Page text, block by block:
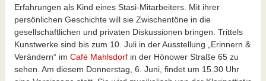
Erfahrungen als Kind eines Stasi-Mitarbeiters. Mit ihrer
persönlichen Geschichte will sie Zwischentöne in die
gesellschaftlichen und privaten Diskussionen bringen. Trittels
Kunstwerke sind bis zum 10. Juli in der Ausstellung „Erinnern &
Verändern“ im Café Mahlsdorfin der Hönower Straße 65 zu
sehen. Am diesem Donnerstag, 6. Juni, findet um 15.30 Uhr